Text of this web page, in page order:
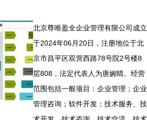
北京尊唯盈全企业管理有限公司成立
于2024年06月20日，注册地位于北
京市昌平区双营西路78号院2号楼8
层808，法定代表人为唐婉晴。经营
范围包括一般项目：企业管理；企业
管理咨询；软件开发；技术服务、技